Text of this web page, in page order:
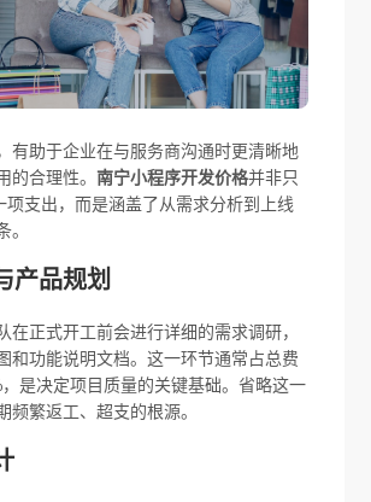
有助于企业在与服务商沟通时更清晰地
的合理性。南宁小程序开发价格并非只
项支出，而是涵盖了从需求分析到上线
。
产品规划
在正式开工前会进行详细的需求调研，
和功能说明文档。这一环节通常占总费
是决定项目质量的关键基础。省略这一
频繁返工、超支的根源。